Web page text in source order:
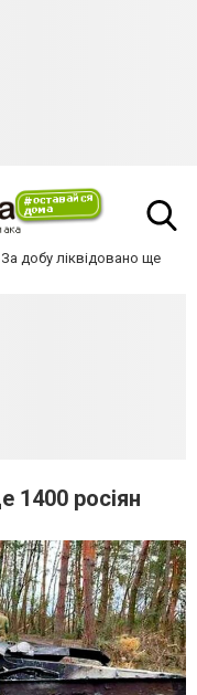
За добу ліквідовано ще
1400 росіян